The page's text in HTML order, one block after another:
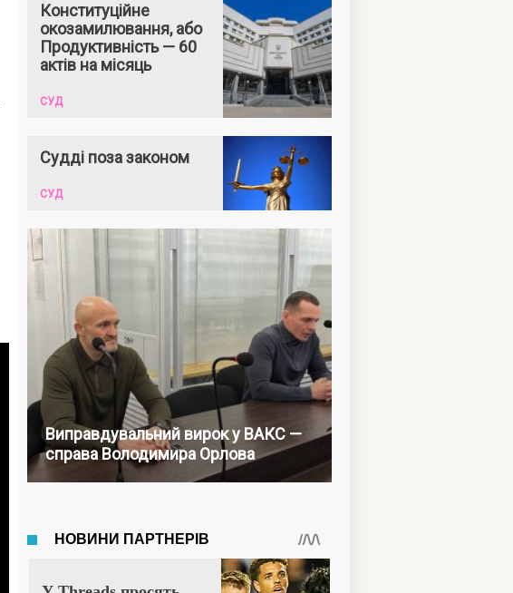
Конституційне
окозамилювання, або
Продуктивність — 60
актів на місяць
СУД
Судді поза законом
СУД
Виправдувальний вирок у ВАКС —
справа Володимира Орлова